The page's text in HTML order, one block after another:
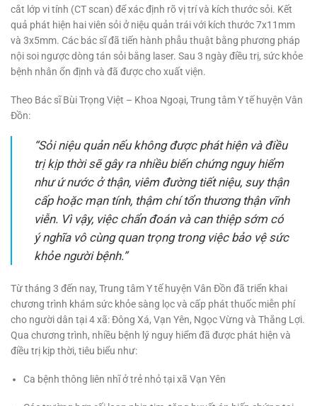
cắt lớp vi tính (CT scan) để xác định rõ vị trí và kích thước sỏi. Kết
quả phát hiện hai viên sỏi ở niệu quản trái với kích thước 7x11mm
và 3x5mm. Các bác sĩ đã tiến hành phẫu thuật bằng phương pháp
nội soi ngược dòng tán sỏi bằng laser. Sau 3 ngày điều trị, sức khỏe
bệnh nhân ổn định và đã được cho xuất viện.
Theo Bác sĩ Bùi Trọng Việt – Khoa Ngoại, Trung tâm Y tế huyện Vân
Đồn:
“Sỏi niệu quản nếu không được phát hiện và điều
trị kịp thời sẽ gây ra nhiều biến chứng nguy hiểm
như ứ nước ở thận, viêm đường tiết niệu, suy thận
cấp hoặc mạn tính, thậm chí tổn thương thận vĩnh
viễn. Vì vậy, việc chẩn đoán và can thiệp sớm có
ý nghĩa vô cùng quan trọng trong việc bảo vệ sức
khỏe người bệnh.”
Từ tháng 3 đến nay, Trung tâm Y tế huyện Vân Đồn đã triển khai
chương trình khám sức khỏe sàng lọc và cấp phát thuốc miễn phí
cho người dân tại 4 xã: Đông Xá, Vạn Yên, Ngọc Vừng và Thắng Lợi.
Qua chương trình, nhiều bệnh lý nguy hiểm đã được phát hiện và
điều trị kịp thời, tiêu biểu như:
Ca bệnh thông liên nhĩ ở trẻ nhỏ tại xã Vạn Yên